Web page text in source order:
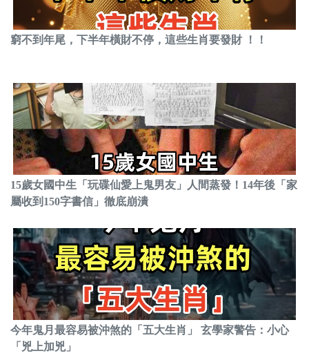
窮不到年尾，下半年橫財不停，這些生肖要發財 ！！
15歲女國中生「玩碟仙愛上鬼男友」人間蒸發！14年後「家
屬收到150字書信」徹底崩潰
今年鬼月最容易被沖煞的「五大生肖」 玄學家警告：小心
「兇上加兇」